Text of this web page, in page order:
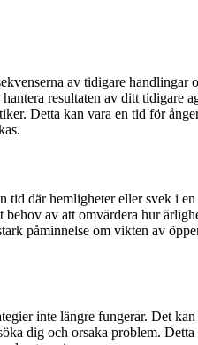
av tidigare handlingar
resultaten av ditt tidigare
Detta kan vara en tid för
tid där hemligheter eller svek i
av att omvärdera hur
påminnelse om vikten av
inte längre fungerar. Det kan
dig och orsaka problem.